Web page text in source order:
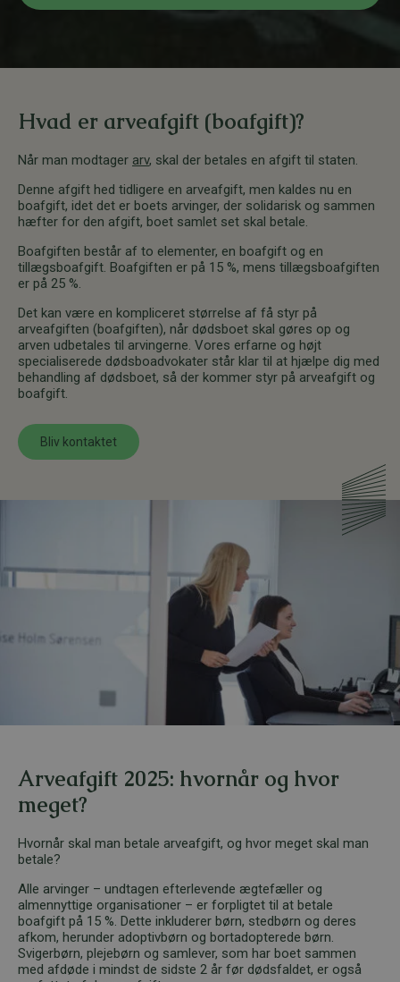
Hvad er arveafgift (boafgift)?
Når man modtager arv, skal der betales en afgift til staten.
Denne afgift hed tidligere en arveafgift, men kaldes nu en
boafgift, idet det er boets arvinger, der solidarisk og sammen
hæfter for den afgift, boet samlet set skal betale.
Boafgiften består af to elementer, en boafgift og en
tillægsboafgift. Boafgiften er på 15 %, mens tillægsboafgiften
er på 25 %.
Det kan være en kompliceret størrelse af få styr på
arveafgiften (boafgiften), når dødsboet skal gøres op og
arven udbetales til arvingerne. Vores erfarne og højt
specialiserede dødsboadvokater står klar til at hjælpe dig med
behandling af dødsboet, så der kommer styr på arveafgift og
boafgift.
Bliv kontaktet
Arveafgift 2025: hvornår og hvor
meget?
Hvornår skal man betale arveafgift, og hvor meget skal man
betale?
Alle arvinger – undtagen efterlevende ægtefæller og
almennyttige organisationer – er forpligtet til at betale
boafgift på 15 %. Dette inkluderer børn, stedbørn og deres
afkom, herunder adoptivbørn og bortadopterede børn.
Svigerbørn, plejebørn og samlever, som har boet sammen
med afdøde i mindst de sidste 2 år før dødsfaldet, er også